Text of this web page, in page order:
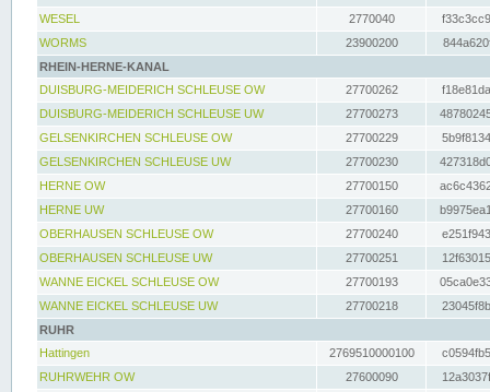
WESEL
2770040
WORMS
23900200
RHEIN-HERNE-KANAL
DUISBURG-MEIDERICH SCHLEUSE OW
27700262
DUISBURG-MEIDERICH SCHLEUSE UW
27700273
GELSENKIRCHEN SCHLEUSE OW
27700229
GELSENKIRCHEN SCHLEUSE UW
27700230
HERNE OW
27700150
HERNE UW
27700160
OBERHAUSEN SCHLEUSE OW
27700240
OBERHAUSEN SCHLEUSE UW
27700251
WANNE EICKEL SCHLEUSE OW
27700193
WANNE EICKEL SCHLEUSE UW
27700218
RUHR
Hattingen
2769510000100
RUHRWEHR OW
27600090